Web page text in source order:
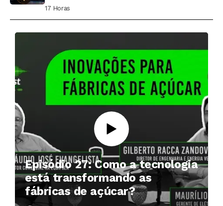
17 Horas ⁮
Episódio 27: Como a tecnologia
está transformando as
fábricas de açúcar?